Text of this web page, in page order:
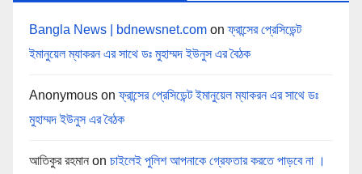
Bangla News | bdnewsnet.com onফ্রান্সের প্রেসিডেন্ট
ইমানুয়েল ম্যাকরন এর সাথে ডঃ মুহাম্মদ ইউনুস এর বৈঠক
Anonymous onফ্রান্সের প্রেসিডেন্ট ইমানুয়েল ম্যাকরন এর সাথে ডঃ
মুহাম্মদ ইউনুস এর বৈঠক
আতিকুর রহমান on চাইলেই পুলিশ আপনাকে গ্রেফতার করতে পাড়বে না ।